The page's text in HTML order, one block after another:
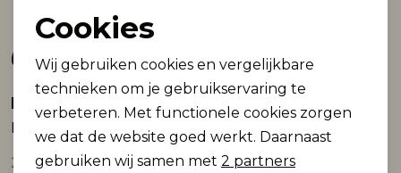
Gerelateerde producten
Sale
Lofty Manner
Blouse Abby
24,98 49,95
Sale
Lofty Manner
Blouse Selou
24,98 49,95
Noodzakelijke cookies
Personalisatie cookies
Analytische cookies
Marketing cookies
Cookies
Wij gebruiken cookies en vergelijkbare
technieken om je gebruikservaring te
verbeteren. Met functionele cookies zorgen
we dat de website goed werkt. Daarnaast
gebruiken wij samen met 2 partners